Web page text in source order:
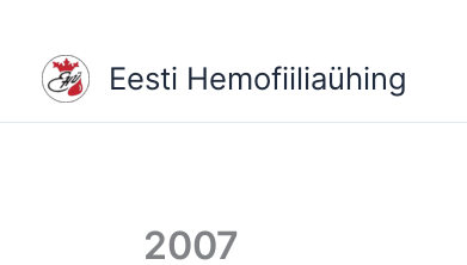
content
Eesti Hemofiiliaühing
2007